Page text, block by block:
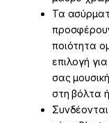
Τα
ποιότητα
επιλογή
σας
στη βόλτα